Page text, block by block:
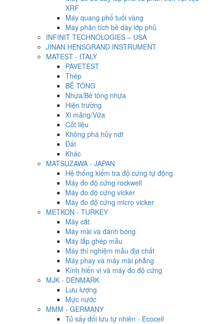
XRF
Máy quang phổ tuổi vàng
Máy phân tích bề dày lớp phủ
INFINIT TECHNOLOGIES – USA
JINAN HENSGRAND INSTRUMENT
MATEST - ITALY
PAVETEST
Thép
BÊ TÔNG
Nhựa/Bê tông nhựa
Hiện trường
Xi măng/Vữa
Cốt liệu
Không phá hủy ndt
Đất
Khác
MATSUZAWA - JAPAN
Hệ thống kiểm tra độ cứng tự động
Máy đo độ cứng rockwell
Máy đo độ cứng vicker
Máy đo độ cứng micro vicker
METKON - TURKEY
Máy cắt
Máy mài và đánh bóng
Máy lắp ghép mẫu
Máy thí nghiệm mẫu địa chất
Máy phay và máy mài phẳng
Kính hiển vi và máy đo độ cứng
MJK - DENMARK
Lưu lượng
Mực nước
MMM - GERMANY
Tủ sấy đối lưu tự nhiên - Ecocell